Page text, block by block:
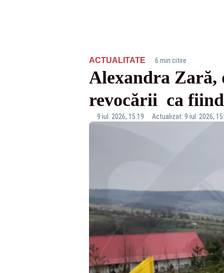
ACTUALITATE· 6 min citire
Alexandra Zară,
revocării ca fiind
9 iul. 2026, 15:19 Actualizat: 9 iul. 2026,